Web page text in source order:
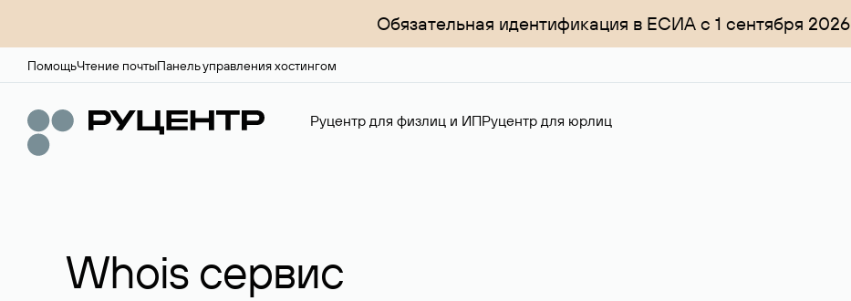
Обязательная идентификация в ЕСИА с 1 сентября 2026
ПомощьЧтение почтыПанель управления хостингом
Руцентр для физлиц и ИПРуцентр для юрлиц
Whois сервис